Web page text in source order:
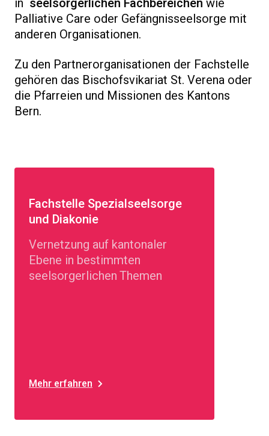
Palliative Care oder Gefängnisseelsorge mit
anderen Organisationen.
Zu den Partnerorganisationen der Fachstelle
gehören das Bischofsvikariat St. Verena oder
die Pfarreien und Missionen des Kantons
Bern.
Fachstelle Spezialseelsorge
und Diakonie
Vernetzung auf kantonaler
Ebene in bestimmten
seelsorgerlichen Themen
Mehr erfahren